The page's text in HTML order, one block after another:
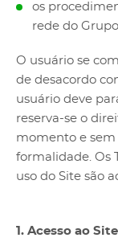
os
rede do
O usuário se
de desacordo
usuário deve
reserva-se o
momento e sem
formalidade. Os
uso do Site são
1. Acesso ao Site